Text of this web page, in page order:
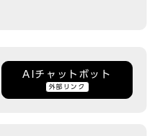
AIチャットボット
外部リンク